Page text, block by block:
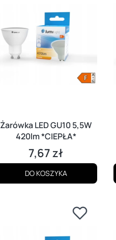
Żarówka LED GU10 5,5W
420lm *CIEPŁA*
Cena
7,67 zł
DO KOSZYKA